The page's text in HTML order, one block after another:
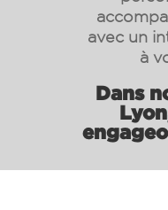
avec un
à
Dans